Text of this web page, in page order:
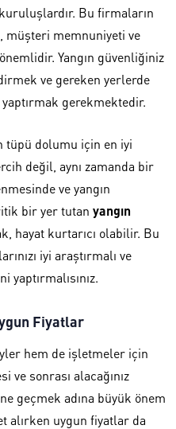
Bu firmaların
müşteri memnuniyeti ve
Yangın güvenliğiniz
ve gereken yerlerde
gerekmektedir.
tüpü dolumu için en iyi
değil, aynı zamanda bir
ve yangın
bir yer tutan yangın
hayat kurtarıcı olabilir. Bu
iyi araştırmalı ve
Fiyatlar
hem de işletmeler için
ve sonrası alacağınız
geçmek adına büyük önem
alırken uygun fiyatlar da